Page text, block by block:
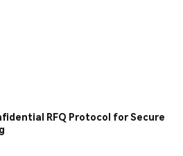
RFQ Protocol for Secure